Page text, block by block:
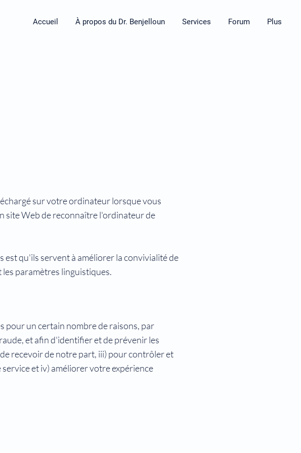
Accueil À propos du Dr. Benjelloun Services Forum Plus
sur votre ordinateur lorsque vous
site Web de reconnaître l'ordinateur de
est qu'ils servent à améliorer la convivialité de
les paramètres linguistiques.
pour un certain nombre de raisons, par
et afin d'identifier et de prévenir les
recevoir de notre part, iii) pour contrôler et
et iv) améliorer votre expérience